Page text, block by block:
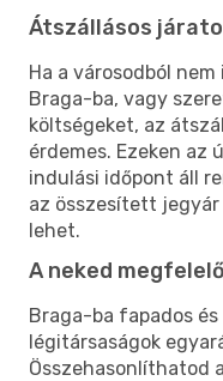
Átszállásos
Ha a városodból
Braga-ba, vagy
költségeket, az
érdemes. Ezeken az
indulási időpont áll
az összesített
lehet.
A neked
Braga-ba fapados
légitársaságok
Összehasonlíthatod